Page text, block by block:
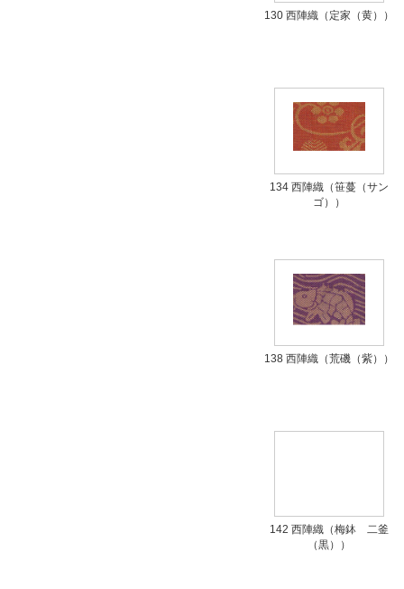
130 西陣織（定家（黄））
134 西陣織（笹蔓（サン
ゴ））
138 西陣織（荒磯（紫））
142 西陣織（梅鉢 二釜
（黒））